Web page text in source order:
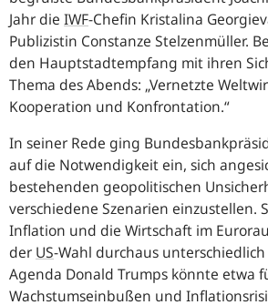
Jahr die IWF-Chefin Kristalina
Publizistin Constanze Stelzenmüller.
den Hauptstadtempfang mit ihren
Thema des Abends: Vernetzte
Kooperation und Konfrontation.
In seiner Rede ging
auf die Notwendigkeit ein, sich
bestehenden geopolitischen
verschiedene Szenarien einzustellen.
Inflation und die Wirtschaft im
der US-Wahl durchaus
Agenda Donald Trumps könnte etwa
Wachstumseinbußen und